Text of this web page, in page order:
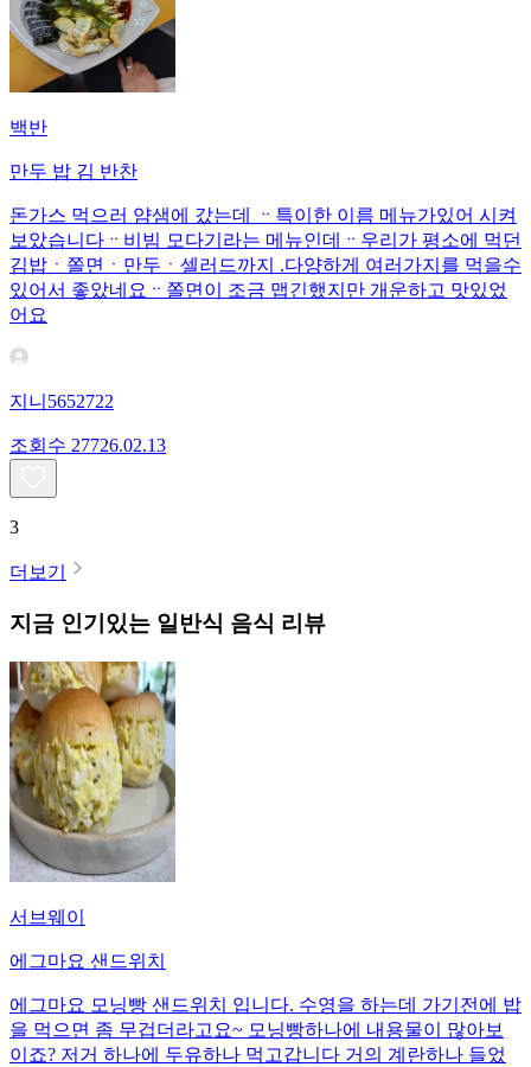
백반
만두 밥 김 반찬
돈가스 먹으러 얌샘에 갔는데 ᆢ특이한 이름 메뉴가있어 시켜
보았습니다ᆢ비빔 모다기라는 메뉴인데ᆢ우리가 평소에 먹던
김밥ㆍ쫄면ㆍ만두ㆍ셀러드까지 .다양하게 여러가지를 먹을수
있어서 좋았네요ᆢ쫄면이 조금 맵긴했지만 개운하고 맛있었
어요
지니5652722
조회수 27726.02.13
3
더보기
지금 인기있는 일반식 음식 리뷰
서브웨이
에그마요 샌드위치
에그마요 모닝빵 샌드위치 입니다. 수영을 하는데 가기전에 밥
을 먹으면 좀 무겁더라고요~ 모닝빵하나에 내용물이 많아보
이죠? 저거 하나에 두유하나 먹고갑니다 거의 계란하나 들었